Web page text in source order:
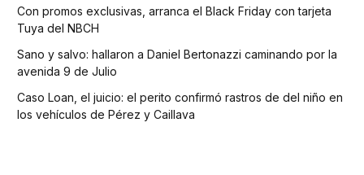
Con promos exclusivas, arranca el Black Friday con tarjeta
Tuya del NBCH
Sano y salvo: hallaron a Daniel Bertonazzi caminando por la
avenida 9 de Julio
Caso Loan, el juicio: el perito confirmó rastros de del niño en
los vehículos de Pérez y Caillava